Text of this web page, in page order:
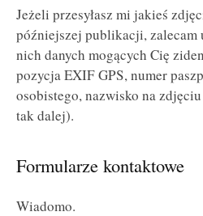
Jeżeli przesyłasz mi jakieś
późniejszej publikacji, zalecam
nich danych mogących Cię
pozycja EXIF GPS, numer
osobistego, nazwisko na
tak dalej).
Formularze kontaktowe
Wiadomo.